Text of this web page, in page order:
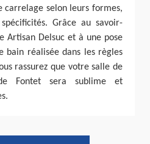
carrelage selon leurs formes,
Grâce au savoir-
Artisan Delsuc et à une pose
bain réalisée dans les règles
rassurez que votre salle de
Fontet sera sublime et